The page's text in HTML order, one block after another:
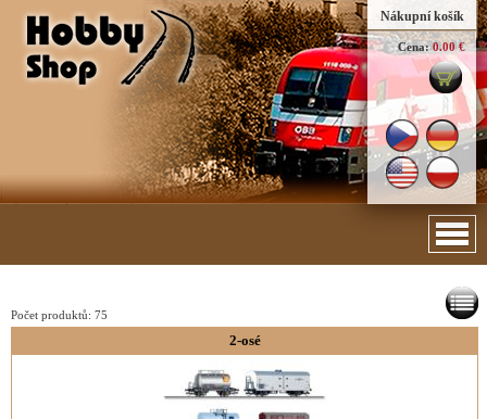
Nákupní košík
Cena: 0.00 €
Počet produktů: 75
2-osé